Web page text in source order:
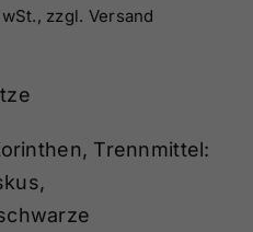
zzgl. Versand
Trennmittel: